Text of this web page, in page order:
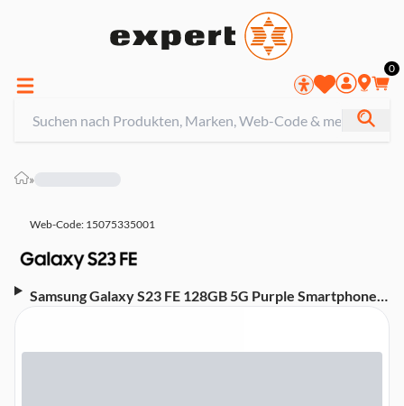
0
»
Web-Code: 15075335001
Samsung Galaxy S23 FE 128GB 5G Purple Smartphone
(6,4 Zoll, 50 MP, Triple-Kamera, 4.500-mAh, Octa-Core,